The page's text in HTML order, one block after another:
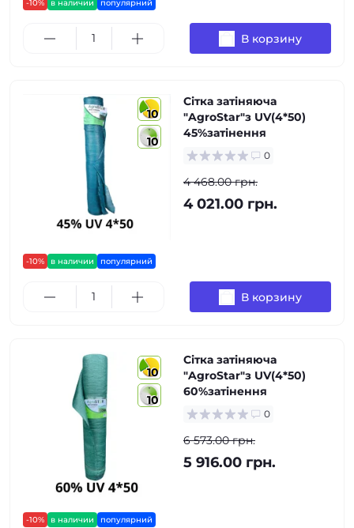
-10% в наличии популярний
В корзину
10
10
-10% в наличии популярний
Сітка затіняюча
"AgroStar"з UV(4*50)
45%затінення
0
4 468.00 грн.
4 021.00 грн.
В корзину
10
10
-10% в наличии популярний
Сітка затіняюча
"AgroStar"з UV(4*50)
60%затінення
0
6 573.00 грн.
5 916.00 грн.